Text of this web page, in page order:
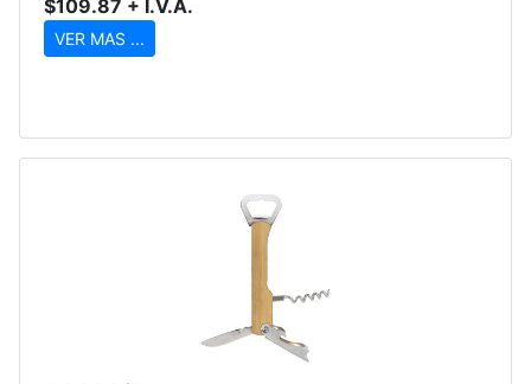
$109.87 + I.V.A.
VER MAS ...